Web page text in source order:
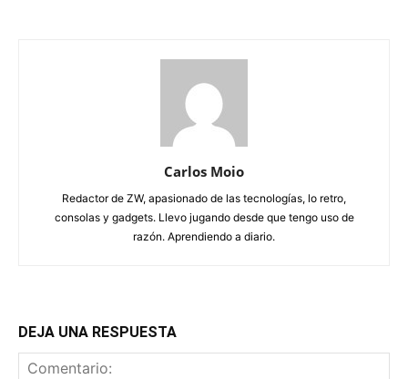
Carlos Moio
Redactor de ZW, apasionado de las tecnologías, lo retro,
consolas y gadgets. Llevo jugando desde que tengo uso de
razón. Aprendiendo a diario.
DEJA UNA RESPUESTA